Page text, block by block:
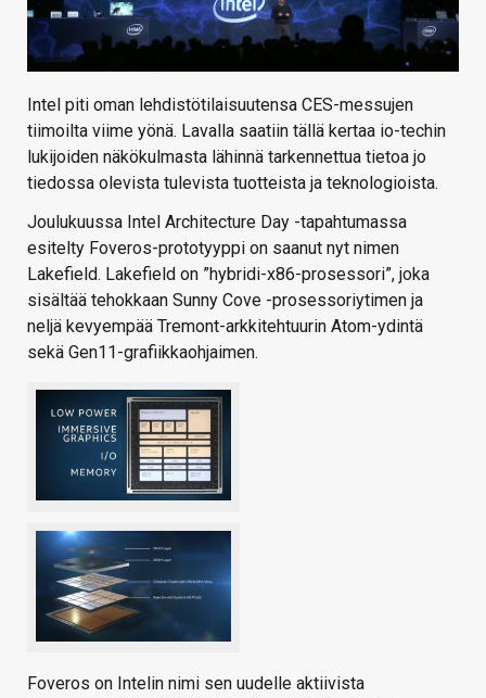
Intel piti oman lehdistötilaisuutensa CES-messujen
tiimoilta viime yönä. Lavalla saatiin tällä kertaa io-techin
lukijoiden näkökulmasta lähinnä tarkennettua tietoa jo
tiedossa olevista tulevista tuotteista ja teknologioista.
Joulukuussa Intel Architecture Day -tapahtumassa
esitelty Foveros-prototyyppi on saanut nyt nimen
Lakefield. Lakefield on ”hybridi-x86-prosessori”, joka
sisältää tehokkaan Sunny Cove -prosessoriytimen ja
neljä kevyempää Tremont-arkkitehtuurin Atom-ydintä
sekä Gen11-grafiikkaohjaimen.
Foveros on Intelin nimi sen uudelle aktiivista